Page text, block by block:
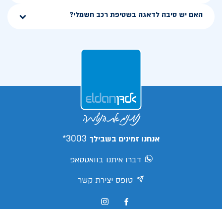
האם יש סיבה לדאגה בשטיפת רכב חשמלי?
אנחנו זמינים בשבילך 3003*
דברו איתנו בוואטסאפ
טופס יצירת קשר